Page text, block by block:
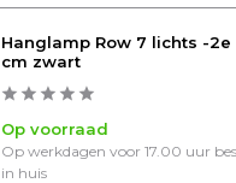
Hanglamp Row 7 lichts -2e
cm zwart
Op voorraad
Op werkdagen voor 17.00 uur
in huis